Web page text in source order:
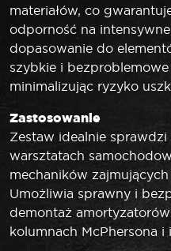
materiałów, co
odporność na
dopasowanie do
szybkie i bezproblemowe
minimalizując ryzyko
Zastosowanie
Zestaw idealnie
warsztatach
mechaników
Umożliwia sprawny i
demontaż
kolumnach McPhersona i